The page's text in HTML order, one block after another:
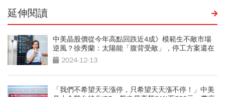
延伸閱讀
中美晶股價從今年高點回跌近4成》模範生不敵市場
逆風？徐秀蘭：太陽能「腹背受敵」，停工方案還在
協商中
2024-12-13
「我們不希望天天漲停，只希望天天漲不停！」中美